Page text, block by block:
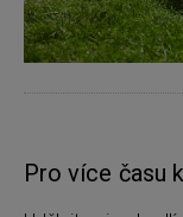
Pro více času